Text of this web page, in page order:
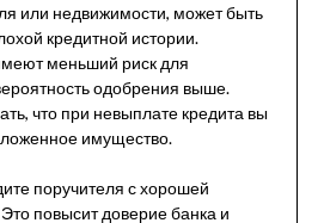
или недвижимости, может быть
кредитной истории.
меньший риск для
одобрения выше.
что при невыплате кредита вы
имущество.
поручителя с хорошей
повысит доверие банка и